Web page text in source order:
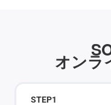
オンラ
STEP1